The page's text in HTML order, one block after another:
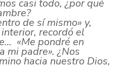
casi todo, ¿por qué
de sí mismo» y,
recordó el
«Me pondré en
mi padre».¿Nos
hacia nuestro Dios,